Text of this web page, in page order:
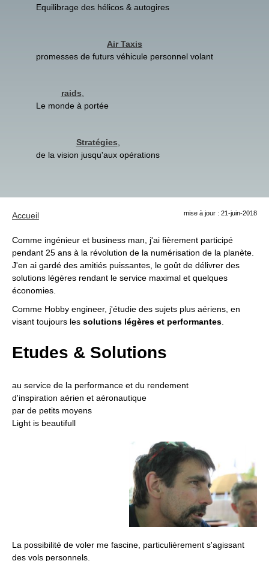
Equilibrage des hélicos & autogires
Air Taxis
promesses de futurs véhicule personnel volant
raids
Le monde à portée
Stratégies
de la vision jusqu'aux opérations
mise à jour : 21-juin-2018
Accueil
Comme ingénieur et business man, j'ai fièrement participé
pendant 25 ans à la révolution de la numérisation de la planète.
J'en ai gardé des amitiés puissantes, le goût de délivrer des
solutions légères rendant le service maximal et quelques
économies.
Comme Hobby engineer, j'étudie des sujets plus aériens, en
visant toujours les solutions légères et performantes
Etudes & Solutions
au service de la performance et du rendement
d'inspiration aérien et aéronautique
par de petits moyens
Light is beautifull
La possibilité de voler me fascine, particulièrement s'agissant
des vols personnels.